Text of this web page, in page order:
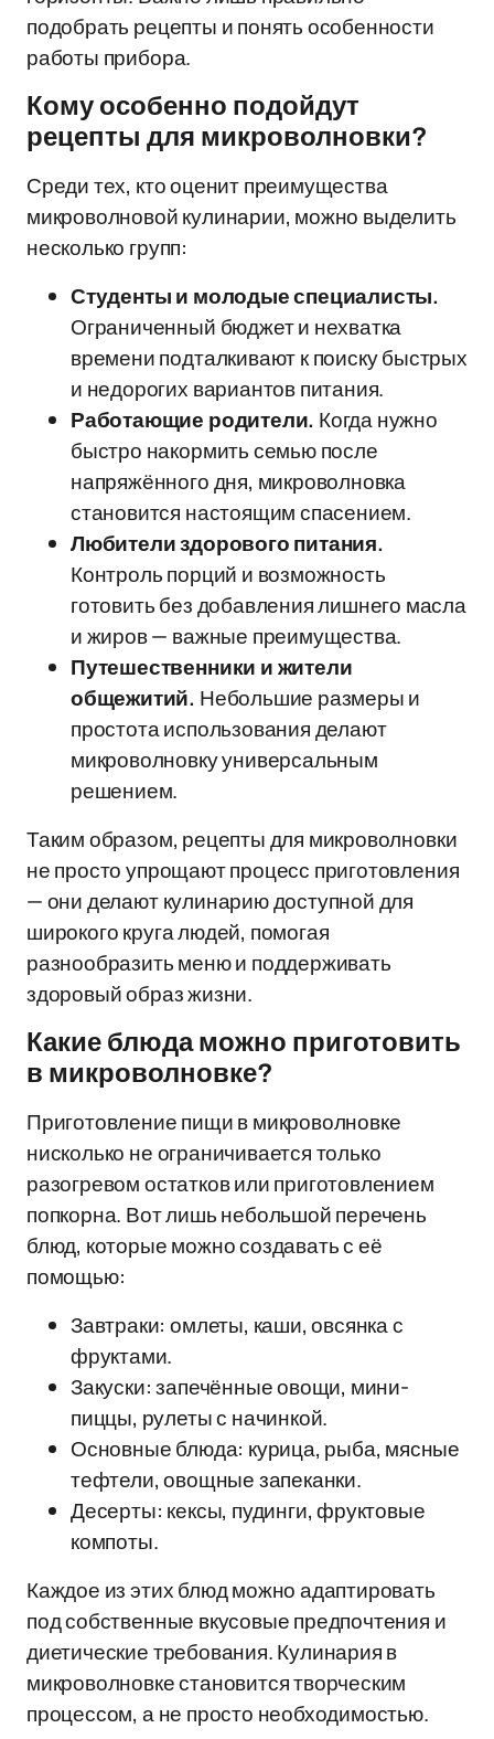
подобрать рецепты и понять особенности
работы прибора.
Кому особенно подойдут
рецепты для микроволновки?
Среди тех, кто оценит преимущества
микроволновой кулинарии, можно выделить
несколько групп:
Студенты и молодые специалисты.
Ограниченный бюджет и нехватка
времени подталкивают к поиску быстрых
и недорогих вариантов питания.
Работающие родители. Когда нужно
быстро накормить семью после
напряжённого дня, микроволновка
становится настоящим спасением.
Любители здорового питания.
Контроль порций и возможность
готовить без добавления лишнего масла
и жиров — важные преимущества.
Путешественники и жители
общежитий. Небольшие размеры и
простота использования делают
микроволновку универсальным
решением.
Таким образом, рецепты для микроволновки
не просто упрощают процесс приготовления
— они делают кулинарию доступной для
широкого круга людей, помогая
разнообразить меню и поддерживать
здоровый образ жизни.
Какие блюда можно приготовить
в микроволновке?
Приготовление пищи в микроволновке
нисколько не ограничивается только
разогревом остатков или приготовлением
попкорна. Вот лишь небольшой перечень
блюд, которые можно создавать с её
помощью:
Завтраки: омлеты, каши, овсянка с
фруктами.
Закуски: запечённые овощи, мини-
пиццы, рулеты с начинкой.
Основные блюда: курица, рыба, мясные
тефтели, овощные запеканки.
Десерты: кексы, пудинги, фруктовые
компоты.
Каждое из этих блюд можно адаптировать
под собственные вкусовые предпочтения и
диетические требования. Кулинария в
микроволновке становится творческим
процессом, а не просто необходимостью.